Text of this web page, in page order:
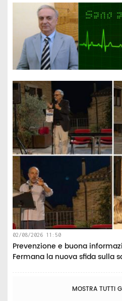
02/08/2026 11:50
Prevenzione e buona
Fermana la nuova sfida sulla
MOSTRA TUTTI